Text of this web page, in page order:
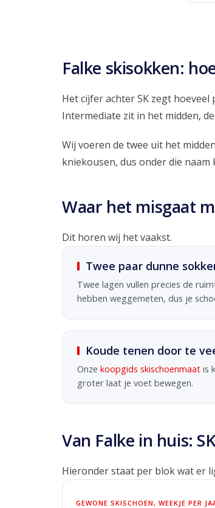
Falke skisokken:
Het cijfer achter SK zegt
Intermediate zit in het midden,
Wij voeren de twee uit het
kniekousen, dus onder die naam
Waar het misgaat
Dit horen wij het vaakst.
Twee paar dunne
Twee lagen vullen precies de
hebben weggemeten, dus je
Koude tenen door te
Onze koopgids skischoenmaat is
groter laat je voet bewegen.
Van Falke in huis:
Hieronder staat per blok wat er
GEWONE SKISCHOEN, WEEKJE PER